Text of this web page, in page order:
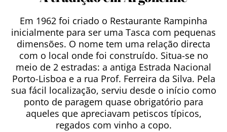
Em 1962 foi criado o Restaurante Rampinha
inicialmente para ser uma Tasca com pequenas
dimensões. O nome tem uma relação directa
com o local onde foi construído. Situa-se no
meio de 2 estradas: a antiga Estrada Nacional
Porto-Lisboa e a rua Prof. Ferreira da Silva. Pela
sua fácil localização, serviu desde o início como
ponto de paragem quase obrigatório para
aqueles que apreciavam petiscos típicos,
regados com vinho a copo.